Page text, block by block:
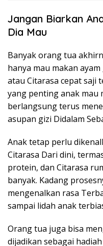
Jangan Biarkan
Dia Mau
Banyak orang tua
hanya mau makan
atau Citarasa cepat saji
yang penting anak mau
berlangsung terus
asupan gizi Didalam
Anak tetap perlu
Citarasa Dari dini,
protein, dan Citarasa
banyak. Kadang
mengenalkan rasa
sampai lidah anak
Orang tua juga bisa
dijadikan sebagai